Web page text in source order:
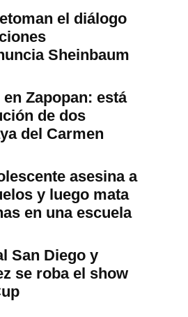
el diálogo
Sheinbaum
Zapopan: está
de dos
del Carmen
asesina a
y luego mata
en una escuela
San Diego y
se roba el show